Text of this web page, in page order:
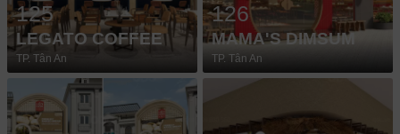
125
LEGATO COFFEE
TP. Tân An
126
MAMA'S DIMSUM
TP. Tân An